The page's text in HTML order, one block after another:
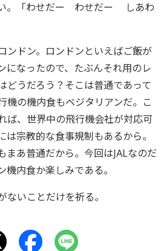
。「わせだー わせだー しあわ
ンドン。ロンドンといえばご飯が
になったので、たぶんそれ用のレ
どうだろう？そこは普通であって
機の機内食もベジタリアンだ。こ
ば、世界中の飛行機会社が対応可
宗教的な食事規制もあるから。
まあ普通だから。今回はJALなのだ
内食か楽しみである。
いことだけを祈る。